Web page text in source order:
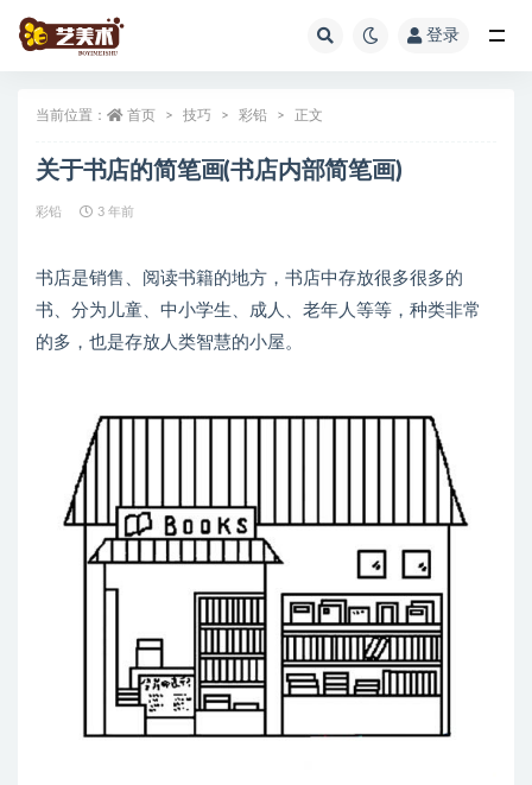
登录
当前位置： 首页 技巧 彩铅 正文
关于书店的简笔画(书店内部简笔画)
彩铅 3 年前
书店是销售、阅读书籍的地方，书店中存放很多很多的
书、分为儿童、中小学生、成人、老年人等等，种类非常
的多，也是存放人类智慧的小屋。